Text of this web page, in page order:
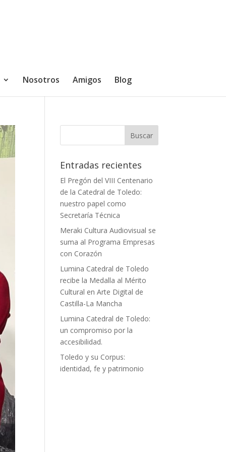
Nosotros Amigos Blog
Entradas recientes
El Pregón del VIII Centenario
de la Catedral de Toledo:
nuestro papel como
Secretaría Técnica
Meraki Cultura Audiovisual se
suma al Programa Empresas
con Corazón
Lumina Catedral de Toledo
recibe la Medalla al Mérito
Cultural en Arte Digital de
Castilla-La Mancha
Lumina Catedral de Toledo:
un compromiso por la
accesibilidad.
Toledo y su Corpus:
identidad, fe y patrimonio